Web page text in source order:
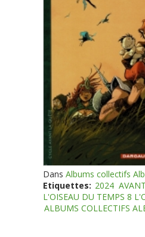
Dans Albums collectifs
Etiquettes: 2024
L'OISEAU DU TEMPS 8
ALBUMS COLLECTIFS